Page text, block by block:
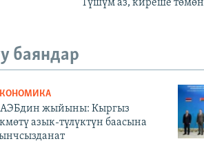
Түшүм аз, киреше төмөн
баяндар
жыйыны: Кыргыз
азык-түлүктүн баасына